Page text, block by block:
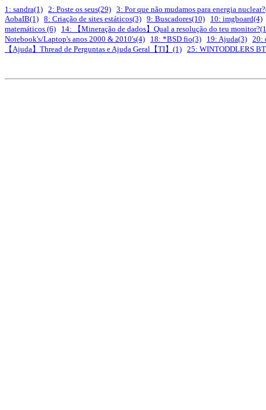
1: sandra(1) 2: Poste os seus(29) 3: Por que não mudamos para energia
AobaIB(1) 8: Criação de sites estáticos(3) 9: Buscadores(10)
10: imgboard(4)
matemáticos (6)
14: 【Mineração de dados】Qual a resolução do teu
Notebook's/Laptop's anos 2000 & 2010's(4)
18: *BSD fio(3) 19: Ajuda(3) 20:
【Ajuda】Thread de Perguntas e Ajuda Geral【TI】(1) 25: WINTODDLERS